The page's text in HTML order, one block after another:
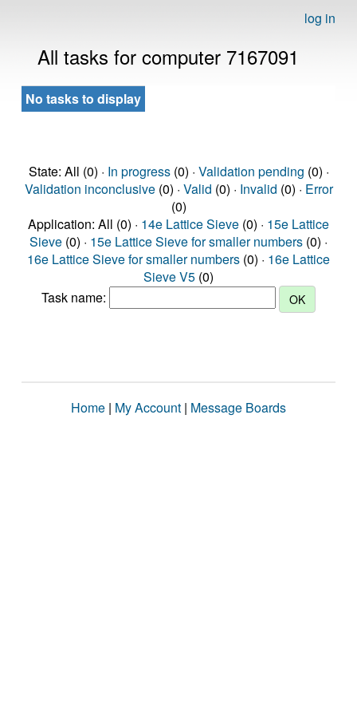
log in
All tasks for computer 7167091
No tasks to display
State: All (0) · In progress(0) · Validation pending (0) ·
Validation inconclusive(0) · Valid (0) · Invalid (0) · Error
(0)
Application: All (0) · 14e Lattice Sieve (0) · 15e Lattice
Sieve (0) · 15e Lattice Sieve for smaller numbers (0) ·
16e Lattice Sieve for smaller numbers (0) · 16e Lattice
Sieve V5 (0)
Task name:
Home | My Account | Message Boards